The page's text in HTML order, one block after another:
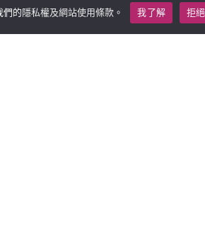
們的隱私權及網站使用條款 。 我了解 拒絕